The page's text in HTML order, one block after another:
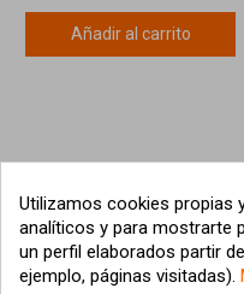
Añadir al carrito
Utilizamos cookies propias
analíticos y para mostrarte
un perfil elaborados partir
ejemplo, páginas visitadas).